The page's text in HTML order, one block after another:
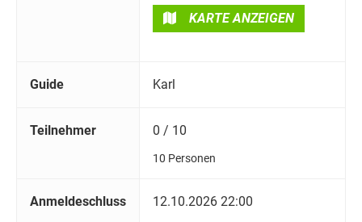
KARTE ANZEIGEN
Guide Karl
Teilnehmer 0 / 10
10 Personen
Anmeldeschluss 12.10.2026 22:00